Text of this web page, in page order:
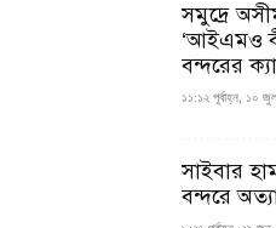
সমুদ্রে
‘আইএমও
বন্দরের
১১:১২ পূর্বাহ্ন, ১০
সাইবার
বন্দরে